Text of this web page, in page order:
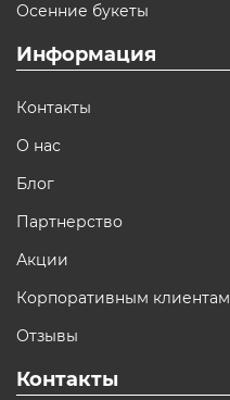
Осенние букеты
Информация
Контакты
О нас
Блог
Партнерство
Акции
Корпоративным клиентам
Отзывы
Контакты